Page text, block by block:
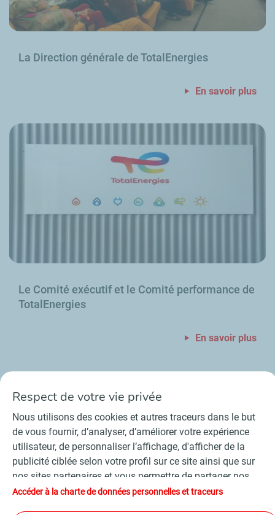
La Direction générale de TotalEnergies
En savoir plus
Le Comité exécutif et le Comité performance de
TotalEnergies
En savoir plus
Contact Fournisseurs
Espace presse
Conditions Générales d’Utilisation
Charte de données personnelles et cookies
Accessibilité : partiellement conforme
Plan du site
©2026 TotalEnergies
Respect de votre vie privée
Nous utilisons des cookies et autres traceurs dans le but
de vous fournir, d’analyser, d’améliorer votre expérience
utilisateur, de personnaliser l’affichage, d'afficher de la
publicité ciblée selon votre profil sur ce site ainsi que sur
nos sites partenaires et vous permettre de partager nos
contenus sur les réseaux sociaux. Conformément à la
Accéder à la charte de données personnelles et traceurs